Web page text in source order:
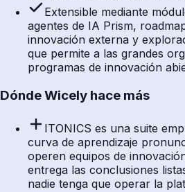
Extensible mediante
agentes de IA Prism,
innovación externa y
que permite a las grandes
programas de innovación
Dónde Wicely hace más
ITONICS es una suite
curva de aprendizaje
operen equipos de
entrega las conclusiones
nadie tenga que operar la